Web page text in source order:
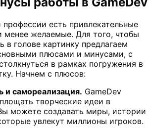
есть привлекательные
менее желаемые. Для того, чтобы
в голове картинку предлагаем
плюсами и минусами, с
в рамках погружения в
Начнем с плюсов:
и самореализация. GameDev
творческие идеи в
можете создавать миры, истории
увлекут миллионы игроков.